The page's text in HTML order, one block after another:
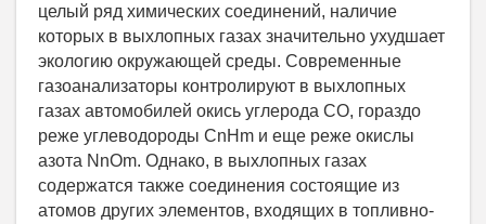
целый ряд химических соединений, наличие
которых в выхлопных газах значительно ухудшает
экологию окружающей среды. Современные
газоанализаторы контролируют в выхлопных
газах автомобилей окись углерода СО, гораздо
реже углеводороды CnHm и еще реже окислы
азота NnOm. Однако, в выхлопных газах
содержатся также соединения состоящие из
атомов других элементов, входящих в топливно-